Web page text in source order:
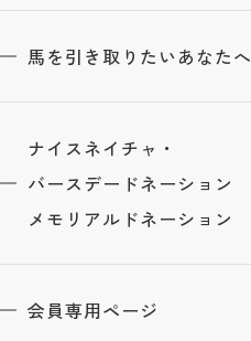
馬を引き取りたいあなたへ
ナイスネイチャ・
バースデードネーション
メモリアルドネーション
会員専用ページ